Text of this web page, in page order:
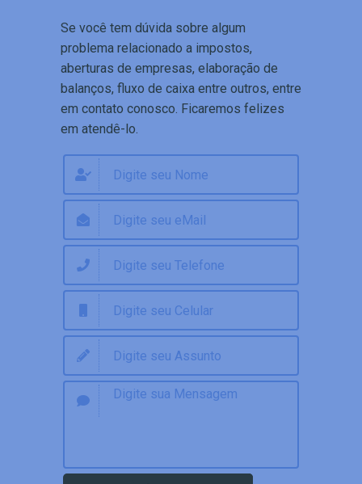
Se você tem dúvida sobre algum
problema relacionado a impostos,
aberturas de empresas, elaboração de
balanços, fluxo de caixa entre outros, entre
em contato conosco. Ficaremos felizes
em atendê-lo.